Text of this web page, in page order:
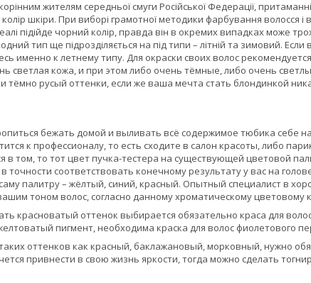
жителям середньої смуги Російської Федерації,
шкіри. При виборі грамотної методики фарбування волосся і
підійде чорний колір, правда він в окремих випадках може
тип ще підрозділяється на під типи – літній та зимовий.
именно к летнему типу. Для окраски своих волос
светлая кожа, и при этом либо очень тёмные, либо очень
русый оттенки, если же ваша мечта стать блондинкой
бежать домой и выливать всё содержимое тюбика себе
к профессионалу, то есть сходите в салон красоты, либо
в том, то тот цвет пучка-тестера на существующей цветовой
точности соответствовать конечному результату у вас на
палитру – жёлтый, синий, красный. Опытный специалист в
тоном волос, согласно данному хроматическому цветовому
красноватый оттенок выбирается обязательно краса для
пигмент, необходима краска для волос фиолетового
оттенков как красный, баклажановый, морковный, нужно
привнести в свою жизнь яркости, тогда можно сделать